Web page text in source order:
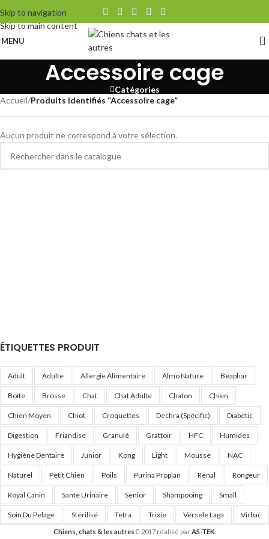
Skip to navigation
Skip to main content
MENU
Accessoire cage
Catégories
Accueil/Produits identifiés “Accessoire cage”
Aucun produit ne correspond à votre sélection.
ÉTIQUETTES PRODUIT
Adult Adulte Allergie Alimentaire Almo Nature Beaphar
Boite Brosse Chat Chat Adulte Chaton Chien
Chien Moyen Chiot Croquettes Dechra (Spécific) Diabetic
Digestion Friandise Granulé Grattoir HFC Humides
Hygiène Dentaire Junior Kong Light Mousse NAC
Naturel Petit Chien Poils Purina Proplan Renal Rongeur
Royal Canin Santé Urinaire Senior Shampooing Small
Soin Du Pelage Stérilisé Tetra Trixie Versele Laga Virbac
Chiens, chats & les autres 2017 réalisé parAS-TEK